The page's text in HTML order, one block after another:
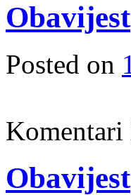
Obavijest
Posted on
Obavijest